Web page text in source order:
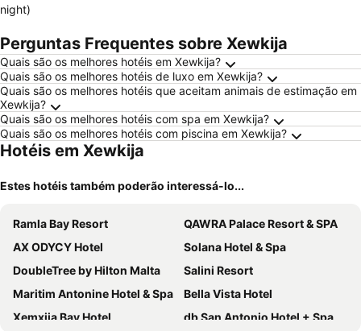
night)
Perguntas Frequentes sobre Xewkija
Quais são os melhores hotéis em Xewkija?
Quais são os melhores hotéis de luxo em Xewkija?
Quais são os melhores hotéis que aceitam animais de estimação em
Xewkija?
Quais são os melhores hotéis com spa em Xewkija?
Quais são os melhores hotéis com piscina em Xewkija?
Hotéis em Xewkija
Estes hotéis também poderão interessá-lo...
Ramla Bay Resort
QAWRA Palace Resort & SPA
AX ODYCY Hotel
Solana Hotel & Spa
DoubleTree by Hilton Malta
Salini Resort
Maritim Antonine Hotel & Spa
Bella Vista Hotel
Xemxija Bay Hotel
db San Antonio Hotel + Spa All Inclusive